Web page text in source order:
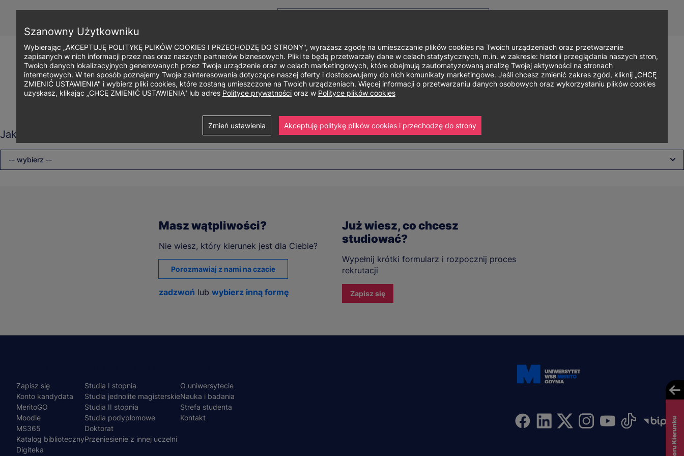
menu
Główne
menu
O uniwersytecie Studia i szkolenia Nauka i badania Współpraca Strefa studenta Zapisz się
nawigacyjna
Jaki rodzaj studiów Cię interesuje?
-- wybierz --
Masz wątpliwości?
Nie wiesz, który kierunek jest dla Ciebie?
Porozmawiaj z nami na czacie
zadzwoń lub wybierz inną formę
Już wiesz, co chcesz
studiować?
Wypełnij krótki formularz i rozpocznij proces
rekrutacji
Zapisz się
Menu
stopka
Zapisz się
Konto kandydata
MeritoGO
Moodle
MS365
Katalog biblioteczny
Digiteka
Studia I stopnia
Studia jednolite magisterskie
Studia II stopnia
Studia podyplomowe
Doktorat
Przeniesienie z innej uczelni
O uniwersytecie
Nauka i badania
Strefa studenta
Kontakt
Szanowny Użytkowniku
Wybierając „AKCEPTUJĘ POLITYKĘ PLIKÓW COOKIES I PRZECHODZĘ DO STRONY", wyrażasz zgodę na umieszczanie plików cookies na Twoich urządzeniach oraz przetwarzanie
zapisanych w nich informacji przez nas oraz naszych partnerów biznesowych. Pliki te będą przetwarzały dane w celach statystycznych, m.in. w zakresie: historii przeglądania naszych stron,
Twoich danych lokalizacyjnych generowanych przez Twoje urządzenie oraz w celach marketingowych, które obejmują zautomatyzowaną analizę Twojej aktywności na stronach
internetowych. W ten sposób poznajemy Twoje zainteresowania dotyczące naszej oferty i dostosowujemy do nich komunikaty marketingowe. Jeśli chcesz zmienić zakres zgód, kliknij „CHCĘ
ZMIENIĆ USTAWIENIA" i wybierz pliki cookies, które zostaną umieszczone na Twoich urządzeniach. Więcej informacji o przetwarzaniu danych osobowych oraz wykorzystaniu plików cookies
uzyskasz, klikając „CHCĘ ZMIENIĆ USTAWIENIA" lub adres Polityce prywatności oraz w Polityce plików cookies
Zmień ustawienia Akceptuję politykę plików cookies i przechodzę do strony